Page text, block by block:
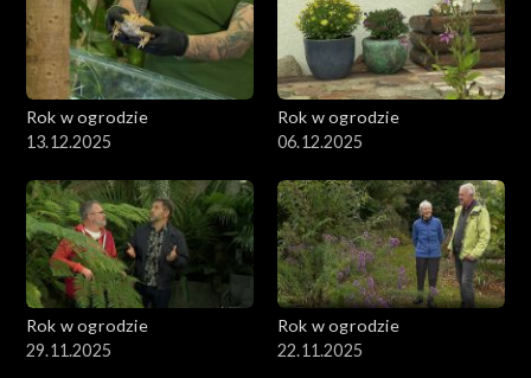
Rok w ogrodzie
13.12.2025
Rok w ogrodzie
06.12.2025
Rok w ogrodzie
29.11.2025
Rok w ogrodzie
22.11.2025